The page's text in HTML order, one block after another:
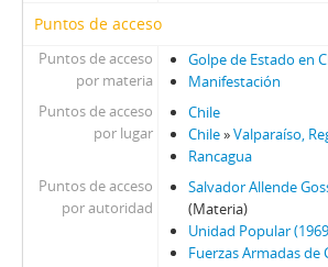
Puntos de acceso
Puntos de acceso
por materia
Golpe de Estado en
Manifestación
Puntos de acceso
por lugar
Chile
Chile»Valparaíso,
Rancagua
Puntos de acceso
por autoridad
Salvador Allende
(Materia)
Unidad Popular
Fuerzas Armadas de